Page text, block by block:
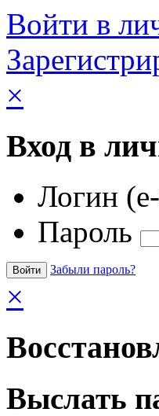
Войти в
×
Вход в
Логин
Пароль
Забыли пароль?
×
Выслать